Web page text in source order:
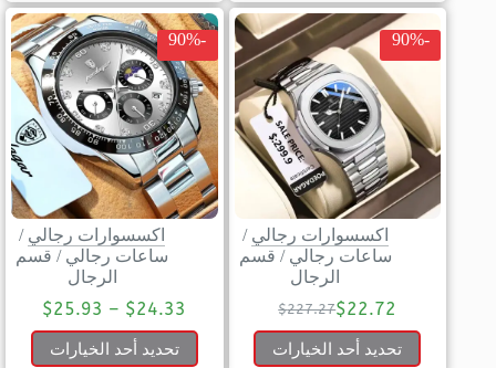
-90%
اكسسوارات رجالي /
ساعات رجالي / قسم
الرجال
$227.27$22.72
تحديد أحد الخيارات
-90%
اكسسوارات رجالي /
ساعات رجالي / قسم
الرجال
$24.33
–
$25.93
تحديد أحد الخيارات